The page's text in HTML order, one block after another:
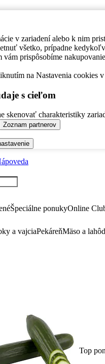
v zariadení alebo k nim
všetko, prípadne
prispôsobíme
na Nastavenia cookies
s cieľom
skenovať charakteristiky
Zoznam partnerov
Špeciálne ponukyOnline
a vajciaPekáreňMäso a
Top